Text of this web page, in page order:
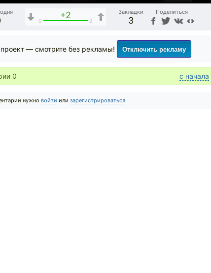
+2
0 2
Закладки
3
Поделиться
— смотрите без рекламы! Отключить рекламу
0 с начала
нужно войти или зарегистрироваться